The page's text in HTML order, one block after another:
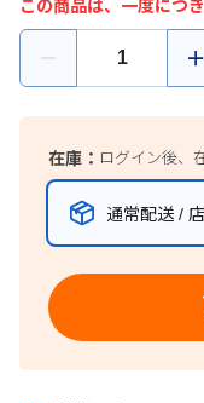
この商品は、一度につ
在庫： ログイン後、
通常配送 /